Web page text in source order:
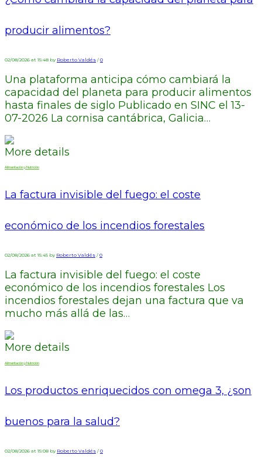
producir alimentos?
02/08/2026 at 15:48 by Roberto Valdés / 0
Una plataforma anticipa cómo cambiará la
capacidad del planeta para producir alimentos
hasta finales de siglo Publicado en SINC el 13-
07-2026 La cornisa cantábrica, Galicia…
More details
Alimentación y Nutrición
La factura invisible del fuego: el coste
económico de los incendios forestales
02/08/2026 at 15:45 by Roberto Valdés / 0
La factura invisible del fuego: el coste
económico de los incendios forestales Los
incendios forestales dejan una factura que va
mucho más allá de las…
More details
Alimentación y Nutrición
Los productos enriquecidos con omega 3, ¿son
buenos para la salud?
02/08/2026 at 15:08 by Roberto Valdés / 0